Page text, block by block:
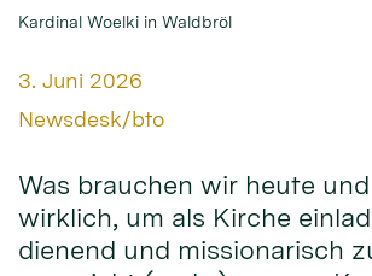
Kardinal Woelki in Waldbröl
Datum:
3. Juni 2026
Von:
Newsdesk/bto
Was brauchen wir heute
wirklich, um als Kirche
dienend und missionarisch